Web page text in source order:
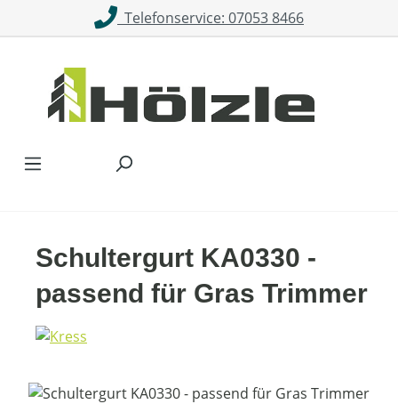
Zum Hauptinhalt springenTelefonservice: 07053 8466
Schultergurt KA0330 -
passend für Gras Trimmer
Bildergalerie überspringen